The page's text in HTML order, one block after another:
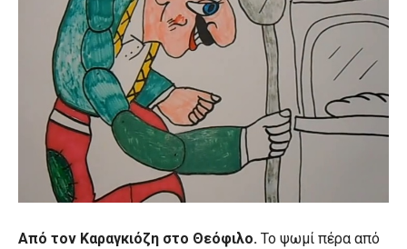
Από τον Καραγκιόζη στο Θεόφιλο. Το ψωμί πέρα από